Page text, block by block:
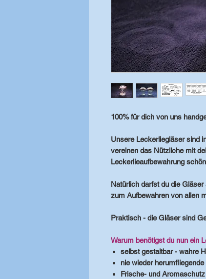
100% für dich von uns
Unsere Leckerliegläser sind
vereinen das Nützlichemit
Leckerlieaufbewahrung
Natürlich darfst du die
zum Aufbewahren von allen
Praktisch - die Gläser sind
Warum benötigst du nun ein
selbst gestaltbar - wahre
nie wieder
Frische- und Aromaschutz